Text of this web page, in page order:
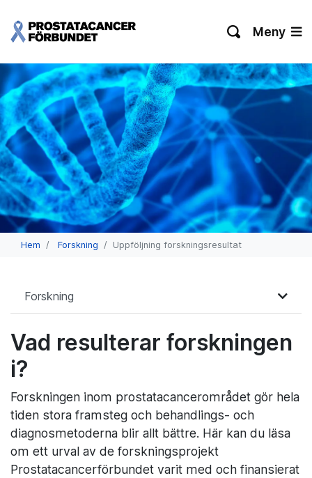
Meny
Hem Forskning Uppföljning forskningsresultat
Forskning
Vad resulterar forskningen
i?
Forskningen inom prostatacancerområdet gör hela
tiden stora framsteg och behandlings- och
diagnosmetoderna blir allt bättre. Här kan du läsa
om ett urval av de forskningsprojekt
Prostatacancerförbundet varit med och finansierat